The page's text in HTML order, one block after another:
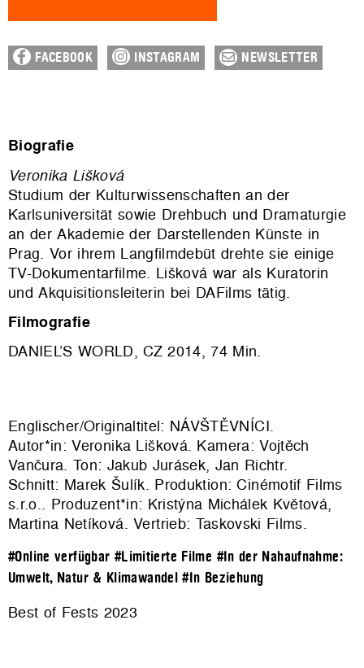
FACEBOOK INSTAGRAM NEWSLETTER
Biografie
Veronika Lišková
Studium der Kulturwissenschaften an der
Karlsuniversität sowie Drehbuch und Dramaturgie
an der Akademie der Darstellenden Künste in
Prag. Vor ihrem Langfilmdebüt drehte sie einige
TV-Dokumentarfilme. Lišková war als Kuratorin
und Akquisitionsleiterin bei DAFilms tätig.
Filmografie
DANIEL’S WORLD, CZ 2014, 74 Min.
Englischer/Originaltitel: NÁVŠTĚVNÍCI.
Autor*in: Veronika Lišková. Kamera: Vojtěch
Vančura. Ton: Jakub Jurásek, Jan Richtr.
Schnitt: Marek Šulík. Produktion: Cinémotif Films
s.r.o.. Produzent*in: Kristýna Michálek Květová,
Martina Netíková. Vertrieb: Taskovski Films.
#Online verfügbar #Limitierte Filme #In der Nahaufnahme:
Umwelt, Natur & Klimawandel #In Beziehung
Best of Fests 2023